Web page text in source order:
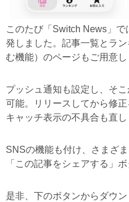
このたび「Switch News」
発しました。記事一覧とラ
む機能）のページもご用意し
プッシュ通知も設定し、そ
可能。リリースしてから修
キャッチ表示の不具合も直し
SNSの機能も付け、さまざ
「この記事をシェアする」
是非、下のボタンからダウ